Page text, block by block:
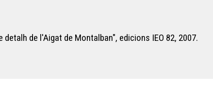
de l'Aigat de Montalban", edicions IEO 82, 2007.